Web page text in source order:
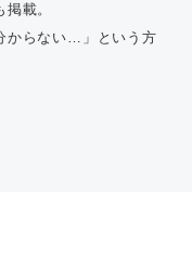
載。
からない…」という方